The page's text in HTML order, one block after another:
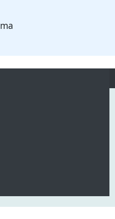
Pasar al contenido